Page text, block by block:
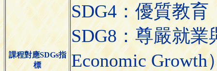
課程對應SDGs指
標
SDG4：優質教育
SDG8：尊嚴就業
Economic Growth